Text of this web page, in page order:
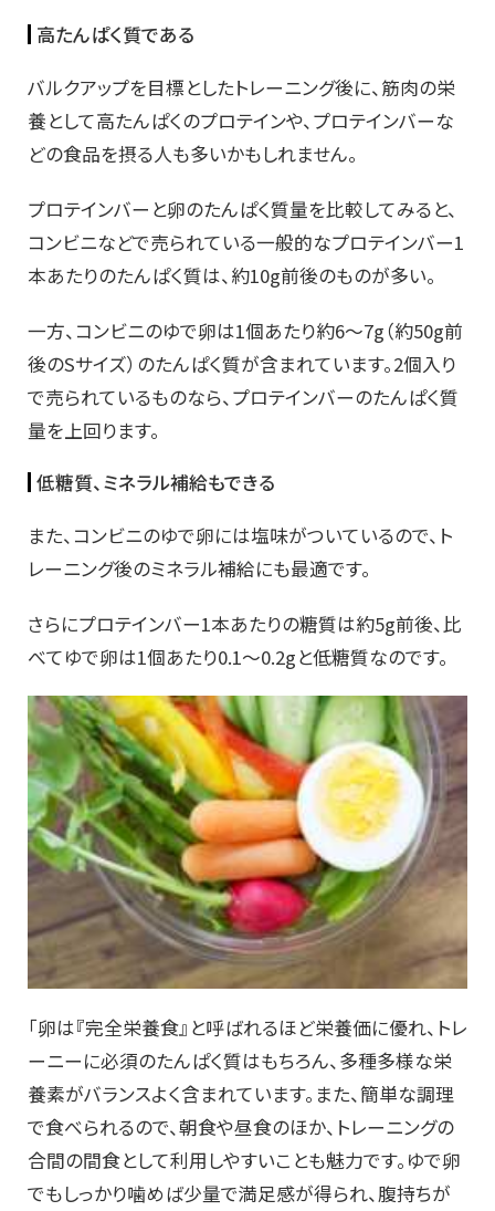
高たんぱく質である
バルクアップを目標としたトレーニング後に、筋肉の栄
養として高たんぱくのプロテインや、プロテインバーな
どの食品を摂る人も多いかもしれません。
プロテインバーと卵のたんぱく質量を比較してみると、
コンビニなどで売られている一般的なプロテインバー1
本あたりのたんぱく質は、約10g前後のものが多い。
一方、コンビニのゆで卵は1個あたり約6～7g（約50g前
後のSサイズ）のたんぱく質が含まれています。2個入り
で売られているものなら、プロテインバーのたんぱく質
量を上回ります。
低糖質、ミネラル補給もできる
また、コンビニのゆで卵には塩味がついているので、ト
レーニング後のミネラル補給にも最適です。
さらにプロテインバー1本あたりの糖質は約5g前後、比
べてゆで卵は1個あたり0.1〜0.2gと低糖質なのです。
「卵は『完全栄養食』と呼ばれるほど栄養価に優れ、トレ
ーニーに必須のたんぱく質はもちろん、多種多様な栄
養素がバランスよく含まれています。また、簡単な調理
で食べられるので、朝食や昼食のほか、トレーニングの
合間の間食として利用しやすいことも魅力です。ゆで卵
でもしっかり噛めば少量で満足感が得られ、腹持ちが